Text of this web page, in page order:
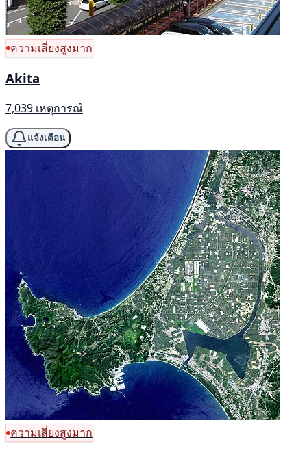
ความเสี่ยงสูงมาก
Akita
7,039 เหตุการณ์
แจ้งเตือน
ความเสี่ยงสูงมาก